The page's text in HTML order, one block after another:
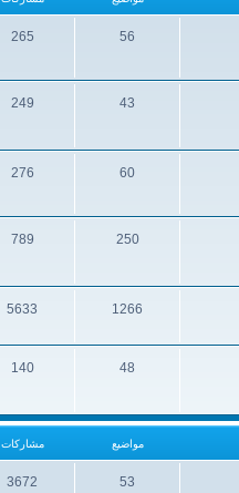
56
265
43
249
60
276
250
789
1266
5633
48
140
مواضيع مشاركات
53
3672